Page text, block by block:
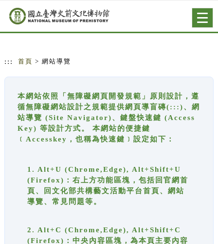
跳到主要內容
網站導覽
::: 首頁 > 網站導覽
本網站依照「無障礙網頁開發規範」原則設計，遵
循無障礙網站設計之規範提供網頁導盲磚(:::)、網
站導覽 (Site Navigator)、鍵盤快速鍵 (Access
Key) 等設計方式。 本網站的便捷鍵
﹝Accesskey，也稱為快速鍵﹞設定如下：
1. Alt+U (Chrome,Edge), Alt+Shift+U
(Firefox)：右上方功能區塊，包括回官網首
頁、回文化部共構藝文活動平台首頁、網站
導覽、常見問題等。
2. Alt+C (Chrome,Edge), Alt+Shift+C
(Firefox)：中央內容區塊，為本頁主要內容